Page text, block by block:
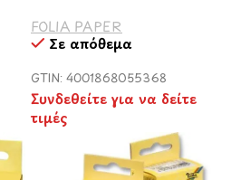
FOLIA PAPER
Σε απόθεμα
GTIN: 4001868055368
Συνδεθείτε για να δείτε
τιμές